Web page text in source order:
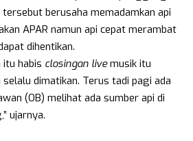
berusaha memadamkan api
APAR namun api cepat merambat
dihentikan.
itu habis closingan livemusik itu
dimatikan. Terus tadi pagi ada
(OB) melihat ada sumber api di
ujarnya.